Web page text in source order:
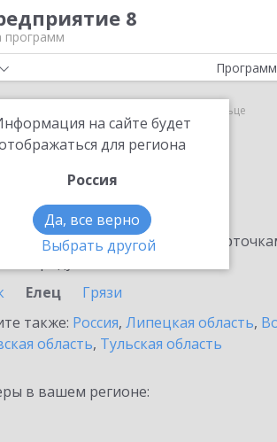
8
программ
на сайте будет
для региона
Россия
Да, все верно
Выбрать другой
1С-ОФД в Ельце
1С-ОФД
с информационными
продукта.
Елец
Грязи
также: Россия, Липецкая область,
область, Тульская область
в вашем регионе: